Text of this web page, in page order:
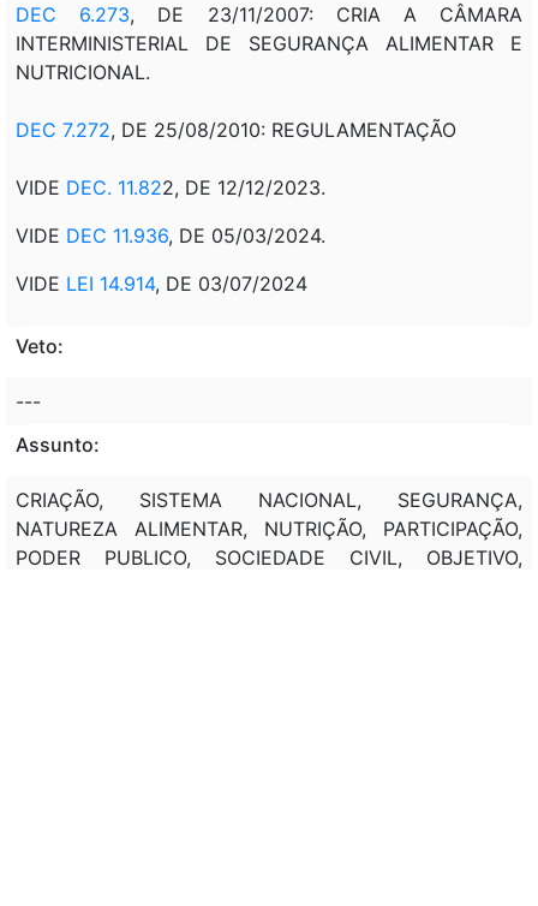
DEC 6.273, DE 23/11/2007: CRIA A CÂMARA
INTERMINISTERIAL DE SEGURANÇA ALIMENTAR E
NUTRICIONAL.
DEC 7.272, DE 25/08/2010: REGULAMENTAÇÃO
VIDE DEC. 11.822, DE 12/12/2023.
VIDE DEC 11.936, DE 05/03/2024.
VIDE LEI 14.914, DE 03/07/2024
Veto:
---
Assunto:
CRIAÇÃO, SISTEMA NACIONAL, SEGURANÇA,
NATUREZA ALIMENTAR, NUTRIÇÃO, PARTICIPAÇÃO,
PODER PUBLICO, SOCIEDADE CIVIL, OBJETIVO,